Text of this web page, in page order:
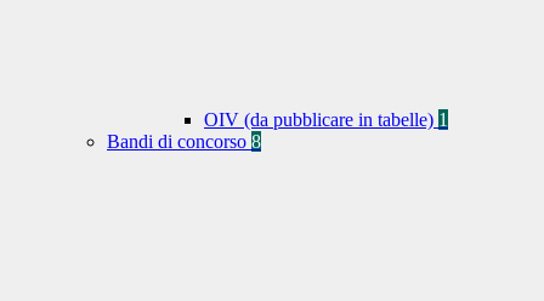
OIV (da pubblicare in tabelle) 1
Bandi di concorso 8